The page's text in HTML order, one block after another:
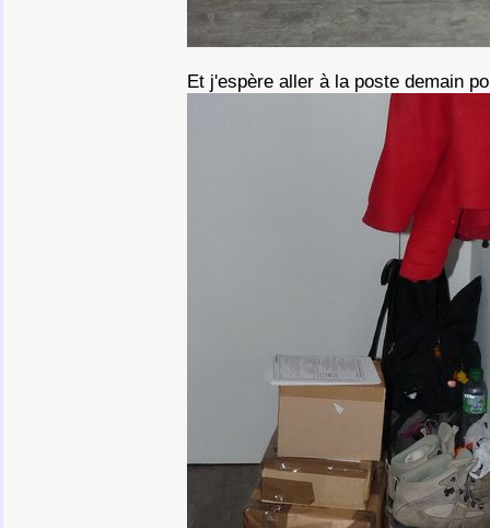
Et j'espère aller à la poste demain